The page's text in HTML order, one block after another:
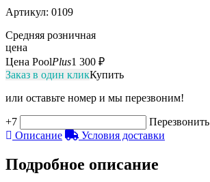
Артикул: 0109
Средняя розничная
цена
Цена PoolPlus1 300 ₽
Заказ в один кликКупить
или оставьте номер и мы перезвоним!
+7
Перезвонить
Описание
Условия доставки
Подробное описание